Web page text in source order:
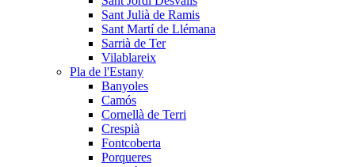
Sant Julià de Ramis
Sant Martí de Llémana
Sarrià de Ter
Vilablareix
Pla de l'Estany
Banyoles
Camós
Cornellà de Terri
Crespià
Fontcoberta
Porqueres